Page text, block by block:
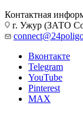
Контактная
г. Ужур (ЗАТО
Вконтакте
Telegram
YouTube
Pinterest
MAX